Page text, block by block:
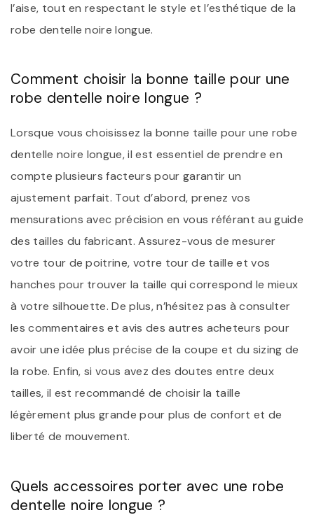
l’aise, tout en respectant le style et l’esthétique de la
robe dentelle noire longue.
Comment choisir la bonne taille pour une
robe dentelle noire longue ?
Lorsque vous choisissez la bonne taille pour une robe
dentelle noire longue, il est essentiel de prendre en
compte plusieurs facteurs pour garantir un
ajustement parfait. Tout d’abord, prenez vos
mensurations avec précision en vous référant au guide
des tailles du fabricant. Assurez-vous de mesurer
votre tour de poitrine, votre tour de taille et vos
hanches pour trouver la taille qui correspond le mieux
à votre silhouette. De plus, n’hésitez pas à consulter
les commentaires et avis des autres acheteurs pour
avoir une idée plus précise de la coupe et du sizing de
la robe. Enfin, si vous avez des doutes entre deux
tailles, il est recommandé de choisir la taille
légèrement plus grande pour plus de confort et de
liberté de mouvement.
Quels accessoires porter avec une robe
dentelle noire longue ?